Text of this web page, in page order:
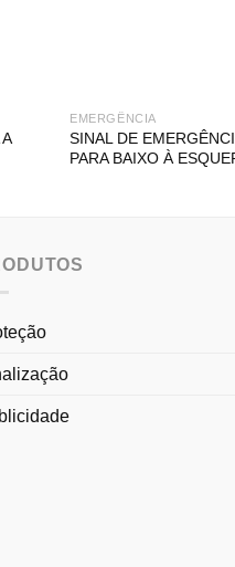
EMERGÊNCIA
SINAL DE
PARA BAIXO À